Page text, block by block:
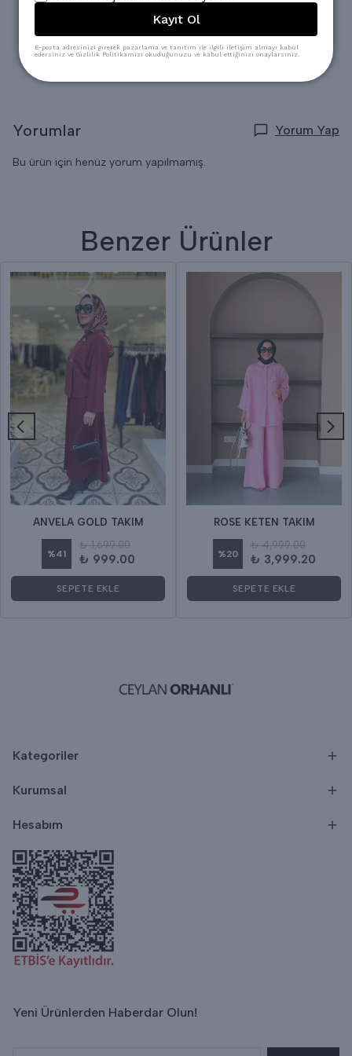
dört mevsim rahatlıkla kullanılabilir.
Standart kalıbı sayesinde 36 ila 44 beden aralığındaki
kullanıcılar için uygundur.
Yorumlar Yorum Yap
Bu ürün için henüz yorum yapılmamış.
Benzer Ürünler
ANVELA GOLD TAKIM
%41
₺ 1,699.00
₺ 999.00
SEPETE EKLE
ROSE KETEN TAKIM
%20
₺ 4,999.00
₺ 3,999.20
SEPETE EKLE
Kategoriler
Kurumsal
Hesabım
Yeni Ürünlerden Haberdar Olun!
Kayıt Ol
E-posta adresinizi girerek pazarlama ve tanıtım ile ilgili iletişim almayı kabul
edersiniz ve Gizlilik Politikamızı okuduğunuzu ve kabul ettiğinizi onaylarsınız.